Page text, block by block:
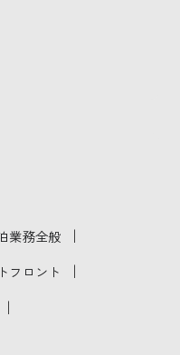
業務全般 ｜
フロント ｜
｜